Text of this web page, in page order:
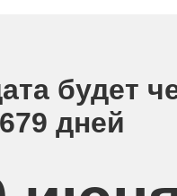
будет
679 дней